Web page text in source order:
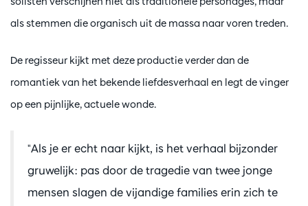
als stemmen die organisch uit de massa naar voren treden.
De regisseur kijkt met deze productie verder dan de
romantiek van het bekende liefdesverhaal en legt de vinger
op een pijnlijke, actuele wonde.
"Als je er echt naar kijkt, is het verhaal bijzonder
gruwelijk: pas door de tragedie van twee jonge
mensen slagen de vijandige families erin zich te